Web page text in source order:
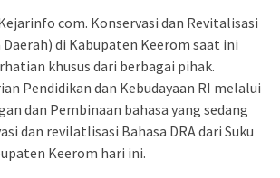
Kejarinfo com. Konservasi dan Revitalisasi
Daerah) di Kabupaten Keerom saat ini
khusus dari berbagai pihak.
Pendidikan dan Kebudayaan RI melalui
dan Pembinaan bahasa yang sedang
dan revilatlisasi Bahasa DRA dari Suku
Keerom hari ini.